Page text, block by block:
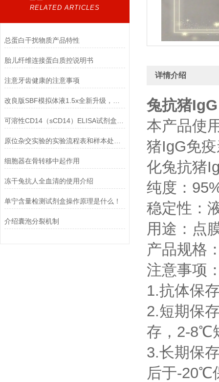
RELATED ARTICLES
总蛋白干扰物质产品特性
胎儿纤维连接蛋白质控说明书
注意牙齿健康的注意事项
细胞器在骨转移中起作用
冻干兔抗人全血清的使用介绍
单宁含量检测试剂盒操作原理是什么！
介绍囊泡分裂机制
详情介绍
兔抗猪
本产品使
猪IgG免
化兔抗猪
纯度：
稳定性：
用途：点
产品规格
注意事项
1.抗体保
2.短期保
存，2-8℃
3.长期保
后于-20℃